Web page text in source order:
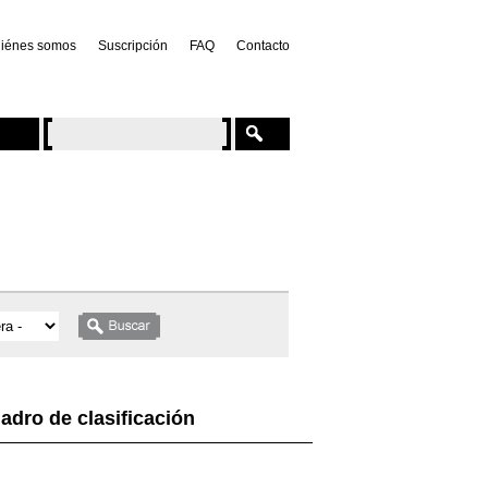
somos Suscripción FAQ Contacto
de clasificación